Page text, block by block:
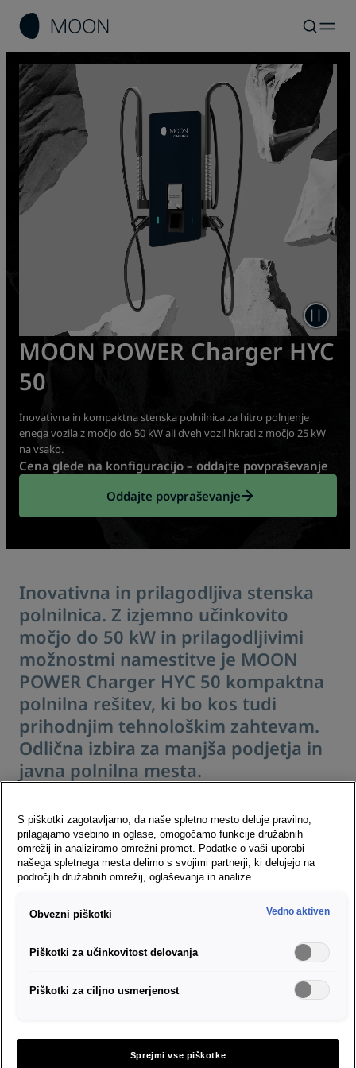
MOON POWER Charger HYC
50
Inovativna in kompaktna stenska polnilnica za hitro polnjenje
enega vozila z močjo do 50 kW ali dveh vozil hkrati z močjo 25 kW
na vsako.
Cena glede na konfiguracijo – oddajte povpraševanje
Oddajte povpraševanje
Inovativna in prilagodljiva stenska
polnilnica. Z izjemno učinkovito
močjo do 50 kW in prilagodljivimi
možnostmi namestitve je MOON
POWER Charger HYC 50 kompaktna
polnilna rešitev, ki bo kos tudi
prihodnjim tehnološkim zahtevam.
Odlična izbira za manjša podjetja in
javna polnilna mesta.
S piškotki zagotavljamo, da naše spletno mesto deluje pravilno,
prilagajamo vsebino in oglase, omogočamo funkcije družabnih
omrežij in analiziramo omrežni promet. Podatke o vaši uporabi
našega spletnega mesta delimo s svojimi partnerji, ki delujejo na
področjih družabnih omrežij, oglaševanja in analize.
Obvezni piškotki Vedno aktiven
Piškotki za učinkovitost delovanja
Piškotki za ciljno usmerjenost
Sprejmi vse piškotke